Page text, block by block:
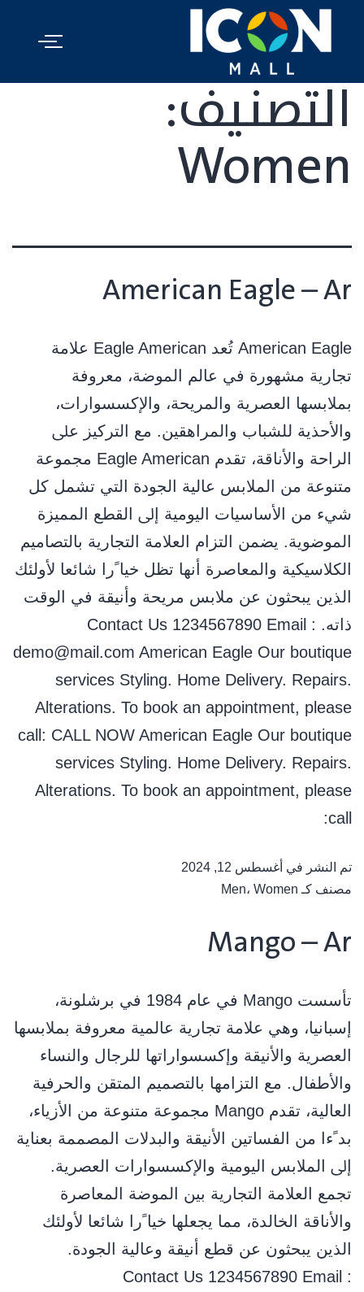
التصنيف:
Women
American Eagle – Ar
American Eagle ﺗُﻌﺪ Eagle American ﻋﻼﻣﺔ
ﺗﺠﺎرﻳﺔ ﻣﺸﻬﻮرة ﻓﻲ ﻋﺎﻟﻢ اﻟﻤﻮﺿﺔ، ﻣﻌﺮوﻓﺔ
ﺑﻤﻼﺑﺴﻬﺎ اﻟﻌﺼﺮﻳﺔ واﻟﻤﺮﻳﺤﺔ، واﻹﻛﺴﺴﻮارات،
واﻷﺣﺬﻳﺔ ﻟﻠﺸﺒﺎب واﻟﻤﺮاﻫﻘﻴﻦ. ﻣﻊ اﻟﺘﺮﻛﻴﺰ ﻋﲆ
اﻟﺮاﺣﺔ واﻷﻧﺎﻗﺔ، ﺗﻘﺪم Eagle American ﻣﺠﻤﻮﻋﺔ
ﻣﺘﻨﻮﻋﺔ ﻣﻦ اﻟﻤﻼﺑﺲ ﻋﺎﻟﻴﺔ اﻟﺠﻮدة اﻟﺘﻲ ﺗﺸﻤﻞ ﻛﻞ
ﺷﻲء ﻣﻦ اﻷﺳﺎﺳﻴﺎت اﻟﻴﻮﻣﻴﺔ إﱃ اﻟﻘﻄﻊ اﻟﻤﻤﻴﺰة
اﻟﻤﻮﺿﻮﻳﺔ. ﻳﻀﻤﻦ اﻟﺘﺰام اﻟﻌﻼﻣﺔ اﻟﺘﺠﺎرﻳﺔ ﺑﺎﻟﺘﺼﺎﻣﻴﻢ
اﻟﻜﻼﺳﻴﻜﻴﺔ واﻟﻤﻌﺎﺻﺮة أﻧﻬﺎ ﺗﻈﻞ ﺧﻴﺎ ًرا ﺷﺎﺋﻌﺎ ﻷوﻟﺌﻚ
اﻟﺬﻳﻦ ﻳﺒﺤﺜﻮن ﻋﻦ ﻣﻼﺑﺲ ﻣﺮﻳﺤﺔ وأﻧﻴﻘﺔ ﻓﻲ اﻟﻮﻗﺖ
ذاﺗﻪ. Contact Us 1234567890 Email :
demo@mail.com American Eagle Our boutique
services Styling. Home Delivery. Repairs.
Alterations. To book an appointment, please
call: CALL NOW American Eagle Our boutique
services Styling. Home Delivery. Repairs.
Alterations. To book an appointment, please
call:
تم النشر في أغسطس 12, 2024
مصنف كـ
Men، Women
Mango – Ar
ﺗﺄﺳﺴﺖ Mango ﻓﻲ ﻋﺎم 1984 ﻓﻲ ﺑﺮﺷﻠﻮﻧﺔ،
إﺳﺒﺎﻧﻴﺎ، وﻫﻲ ﻋﻼﻣﺔ ﺗﺠﺎرﻳﺔ ﻋﺎﻟﻤﻴﺔ ﻣﻌﺮوﻓﺔ ﺑﻤﻼﺑﺴﻬﺎ
اﻟﻌﺼﺮﻳﺔ واﻷﻧﻴﻘﺔ وإﻛﺴﺴﻮاراﺗﻬﺎ ﻟﻠﺮﺟﺎل واﻟﻨﺴﺎء
واﻷﻃﻔﺎل. ﻣﻊ اﻟﺘﺰاﻣﻬﺎ ﺑﺎﻟﺘﺼﻤﻴﻢ اﻟﻤﺘﻘﻦ واﻟﺤﺮﻓﻴﺔ
اﻟﻌﺎﻟﻴﺔ، ﺗﻘﺪم Mango ﻣﺠﻤﻮﻋﺔ ﻣﺘﻨﻮﻋﺔ ﻣﻦ اﻷزﻳﺎء،
ﺑﺪ ًءا ﻣﻦ اﻟﻔﺴﺎﺗﻴﻦ اﻷﻧﻴﻘﺔ واﻟﺒﺪﻻت اﻟﻤﺼﻤﻤﺔ ﺑﻌﻨﺎﻳﺔ
إﱃ اﻟﻤﻼﺑﺲ اﻟﻴﻮﻣﻴﺔ واﻹﻛﺴﺴﻮارات اﻟﻌﺼﺮﻳﺔ.
ﺗﺠﻤﻊ اﻟﻌﻼﻣﺔ اﻟﺘﺠﺎرﻳﺔ ﺑﻴﻦ اﻟﻤﻮﺿﺔ اﻟﻤﻌﺎﺻﺮة
واﻷﻧﺎﻗﺔ اﻟﺨﺎﻟﺪة، ﻣﻤﺎ ﻳﺠﻌﻠﻬﺎ ﺧﻴﺎ ًرا ﺷﺎﺋﻌﺎ ﻷوﻟﺌﻚ
اﻟﺬﻳﻦ ﻳﺒﺤﺜﻮن ﻋﻦ ﻗﻄﻊ أﻧﻴﻘﺔ وﻋﺎﻟﻴﺔ اﻟﺠﻮدة.
Contact Us 1234567890 Email :